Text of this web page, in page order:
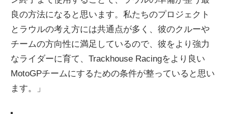
良の方法になると思います。私たちのプロジェクト
とラウルの考え方には共通点が多く、彼のクルーや
チームの方向性に満足しているので、彼をより強力
なライダーに育て、Trackhouse Racingをより良い
MotoGPチームにするための条件が整っていると思い
ます。」